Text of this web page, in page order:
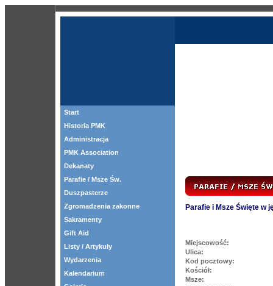
Start
Historia PMK
Administracja
PMK Association
Dekanaty
Parafie / Msze Św.
Duszpasterze
Zgromadzenia zakonne
Sakramenty
Gift Aid
Listy / Artykuły
Wydarzenia
Kalendarium
Parafie i Msze Święte w
Miejscowość:
Ulica:
Kod pocztowy:
Kościół:
Msze: